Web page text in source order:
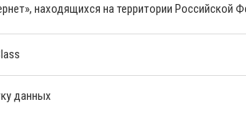
находящихся на территории Российской
данных